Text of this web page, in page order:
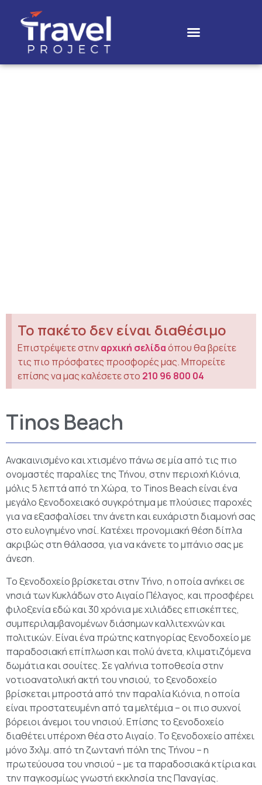
Το πακέτο δεν είναι διαθέσιμο
Επιστρέψετε στηναρχική σελίδαόπου θα βρείτε
τις πιο πρόσφατες προσφορές μας. Μπορείτε
επίσης να μας καλέσετε στο 210 96 800 04
Tinos Beach
Ανακαινισμένο και χτισμένο πάνω σε μία από τις πιο
ονομαστές παραλίες της Τήνου, στην περιοχή Κιόνια,
μόλις 5 λεπτά από τη Χώρα, το Tinos Beach είναι ένα
μεγάλο ξενοδοχειακό συγκρότημα με πλούσιες παροχές
για να εξασφαλίσει την άνετη και ευχάριστη διαμονή σας
στο ευλογημένο νησί. Κατέχει προνομιακή θέση δίπλα
ακριβώς στη θάλασσα, για να κάνετε το μπάνιο σας με
άνεση.
Το ξενοδοχείο βρίσκεται στην Τήνο, η οποία ανήκει σε
νησιά των Κυκλάδων στο Αιγαίο Πέλαγος, και προσφέρει
φιλοξενία εδώ και 30 χρόνια με χιλιάδες επισκέπτες,
συμπεριλαμβανομένων διάσημων καλλιτεχνών και
πολιτικών. Είναι ένα πρώτης κατηγορίας ξενοδοχείο με
παραδοσιακή επίπλωση και πολύ άνετα, κλιματιζόμενα
δωμάτια και σουίτες. Σε γαλήνια τοποθεσία στην
νοτιοανατολική ακτή του νησιού, το ξενοδοχείο
βρίσκεται μπροστά από την παραλία Κιόνια, η οποία
είναι προστατευμένη από τα μελτέμια – οι πιο συχνοί
βόρειοι άνεμοι του νησιού. Επίσης το ξενοδοχείο
διαθέτει υπέροχη θέα στο Αιγαίο. Το ξενοδοχείο απέχει
μόνο 3χλμ. από τη ζωντανή πόλη της Τήνου – η
πρωτεύουσα του νησιού – με τα παραδοσιακά κτίρια και
την παγκοσμίως γνωστή εκκλησία της Παναγίας.